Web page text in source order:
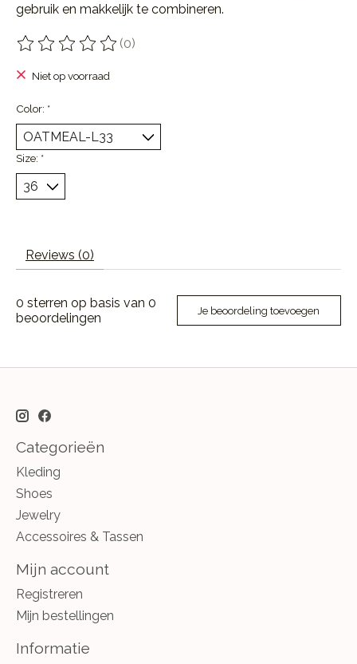
gebruik en makkelijk te combineren.
De beoordeling van dit product is
(0)
Niet op voorraad
Color: *
Size: *
Reviews (0)
0 sterren op basis van 0
beoordelingen
Je beoordeling toevoegen
Categorieën
Kleding
Shoes
Jewelry
Accessoires & Tassen
Mijn account
Registreren
Mijn bestellingen
Informatie